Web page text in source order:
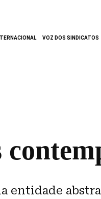
VOZ DOS SINDICATOS
entidade